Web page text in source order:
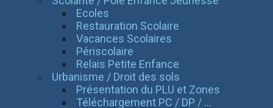
Ecoles
Restauration Scolaire
Vacances Scolaires
Périscolaire
Relais Petite Enfance
Urbanisme / Droit des sols
Présentation du PLU et Zones
Téléchargement PC / DP / ...